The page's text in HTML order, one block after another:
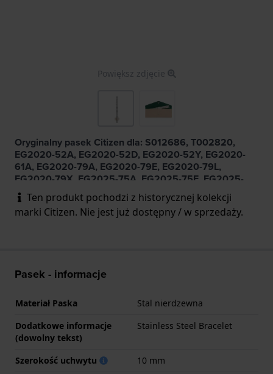
Powiększ zdjęcie
Oryginalny pasek Citizen dla: S012686, T002820,
EG2020-52A, EG2020-52D, EG2020-52Y, EG2020-
61A, EG2020-79A, EG2020-79E, EG2020-79L,
EG2020-79X, EG2025-75A, EG2025-75E, EG2025-
75X, EG2027-53A
Ten produkt pochodzi z historycznej kolekcji
marki Citizen. Nie jest już dostępny / w sprzedaży.
Pasek - informacje
Materiał Paska
Stal nierdzewna
Dodatkowe informacje
(dowolny tekst)
Stainless Steel Bracelet
Szerokość uchwytu
10 mm